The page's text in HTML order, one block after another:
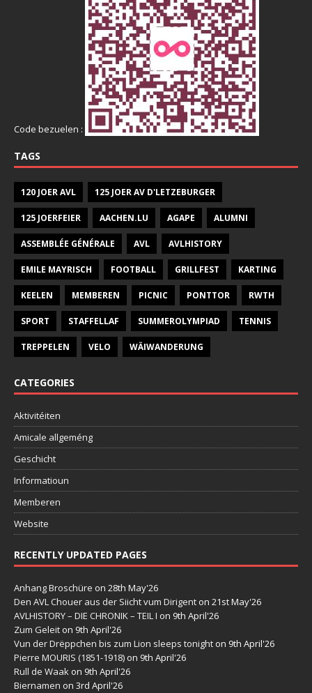
Code bezuelen :
TAGS
120 JOER AVL 125 JOER AV D'LETZEBURGER
125 JOERFEIER AACHEN.LU AGAPE ALUMNI
ASSEMBLÉE GÉNÉRALE AVL AVLHISTORY
EMILE MAYRISCH FOOTBALL GRILLFEST KARTING
KEELEN MEMBEREN PICNIC PONTTOR RWTH
SPORT STAFFELLAF SUMMEROLYMPIAD TENNIS
TREPPELEN VELO WÄIWANDERUNG
CATEGORIES
Aktivitéiten
Amicale allgeméng
Geschicht
Informatioun
Memberen
Website
RECENTLY UPDATED PAGES
Anhang Broschüre on 28th May'26
Den AVL Chouer aus der Siicht vum Dirigent on 21st May'26
AVLHISTORY – DIE CHRONIK – TEIL I on 9th April'26
Zum Geleit on 9th April'26
Vun der Drëppchen bis zum Lion sleeps tonight on 9th April'26
Pierre MOURIS (1851-1918) on 9th April'26
Rull de Waak on 9th April'26
Biernamen on 3rd April'26